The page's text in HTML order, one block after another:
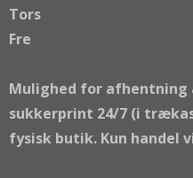
Tors
Fre
Mulighed for afhentning
sukkerprint 24/7 (i
fysisk butik. Kun handel